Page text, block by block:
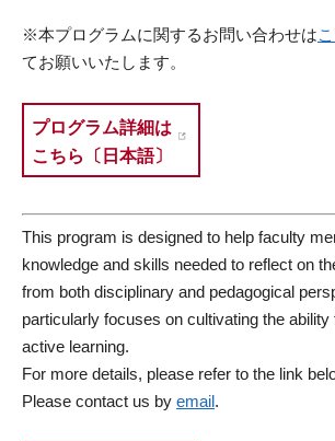
※本プログラムに関するお問い合わせは
てお願いいたします。
プログラム詳細は
こちら〔日本語〕
This program is designed to help faculty
knowledge and skills needed to reflect on
from both disciplinary and pedagogical
particularly focuses on cultivating the ability
active learning.
For more details, please refer to the link
Please contact us by email.